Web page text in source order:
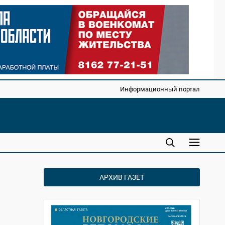
Информационный портал
АРХИВ ГАЗЕТ